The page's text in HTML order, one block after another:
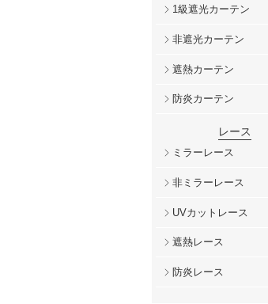
1級遮光カーテン
非遮光カーテン
遮熱カーテン
防炎カーテン
レース
ミラーレース
非ミラーレース
UVカットレース
遮熱レース
防炎レース